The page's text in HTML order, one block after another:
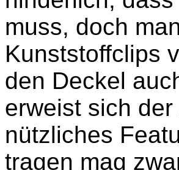
muss, doch
Kunststoffclips
den Deckel
erweist sich
nützliches
tragen mag